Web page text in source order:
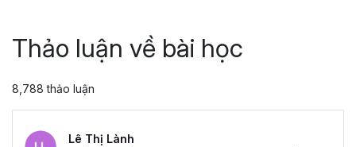
Thảo luận về bài học
8,788 thảo luận
Lê Thị Lành